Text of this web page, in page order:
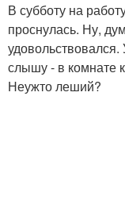
В субботу на
проснулась. Ну,
слышу - в комнате
Неужто леший?